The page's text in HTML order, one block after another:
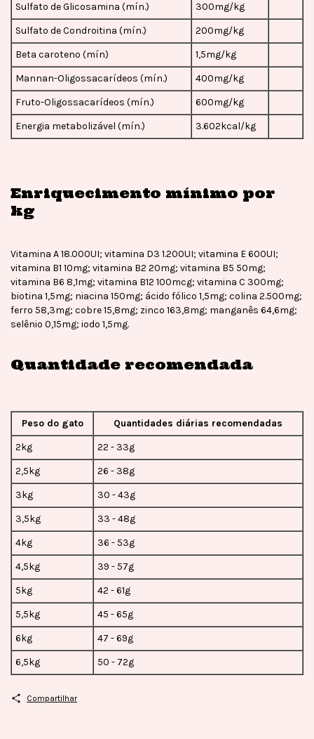
Sulfato de Glicosamina (mín.)
300mg/kg
Sulfato de Condroitina (mín.)
200mg/kg
Beta caroteno (mín)
1,5mg/kg
Mannan-Oligossacarídeos (mín.)
400mg/kg
Fruto-Oligossacarídeos (mín.)
600mg/kg
Energia metabolizável (mín.)
3.602kcal/kg
Enriquecimento mínimo por
kg
Vitamina A 18.000UI; vitamina D3 1.200UI; vitamina E 600UI;
vitamina B1 10mg; vitamina B2 20mg; vitamina B5 50mg;
vitamina B6 8,1mg; vitamina B12 100mcg; vitamina C 300mg;
biotina 1,5mg; niacina 150mg; ácido fólico 1,5mg; colina 2.500mg;
ferro 58,3mg; cobre 15,8mg; zinco 163,8mg; manganês 64,6mg;
selênio 0,15mg; iodo 1,5mg.
Quantidade recomendada
Peso do gato
Quantidades diárias recomendadas
2kg
22 - 33g
2,5kg
26 - 38g
3kg
30 - 43g
3,5kg
33 - 48g
4kg
36 - 53g
4,5kg
39 - 57g
5kg
42 - 61g
5,5kg
45 - 65g
6kg
47 - 69g
6,5kg
50 - 72g
Compartilhar